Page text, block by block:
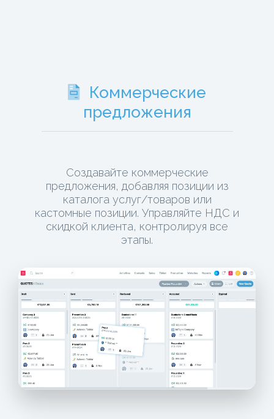
Коммерческие
предложения
Создавайте коммерческие
предложения, добавляя позиции из
каталога услуг/товаров или
кастомные позиции. Управляйте НДС и
скидкой клиента, контролируя все
этапы.